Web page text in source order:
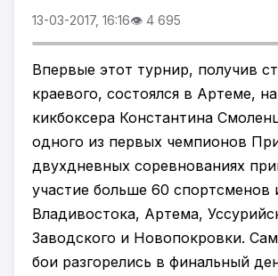
13-03-2017, 16:16👁 4 695
Впервые этот турнир, получив
краевого, состоялся в Артеме,
кикбоксера Константина
одного из первых чемпионов
двухдневных соревнованиях
участие больше 60 спортсменов
Владивостока, Артема,
Заводского и Новопокровки.
бои разгорелись в финальный